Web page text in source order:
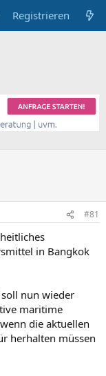
Registrieren
#81
in Bangkok
nun wieder
maritime
die aktuellen
herhalten müssen